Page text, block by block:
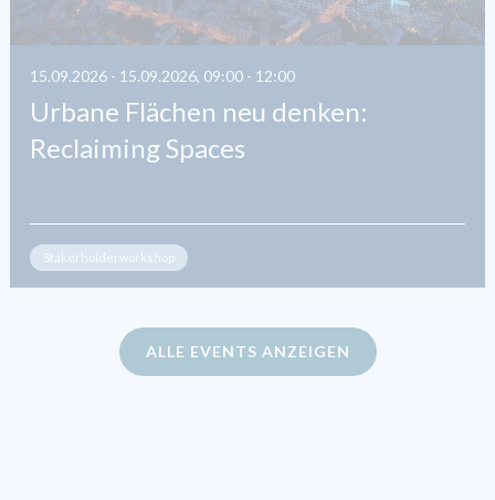
15.09.2026 - 15.09.2026, 09:00 - 12:00
Urbane Flächen neu denken:
Reclaiming Spaces
Stakerholderworkshop
ALLE EVENTS ANZEIGEN